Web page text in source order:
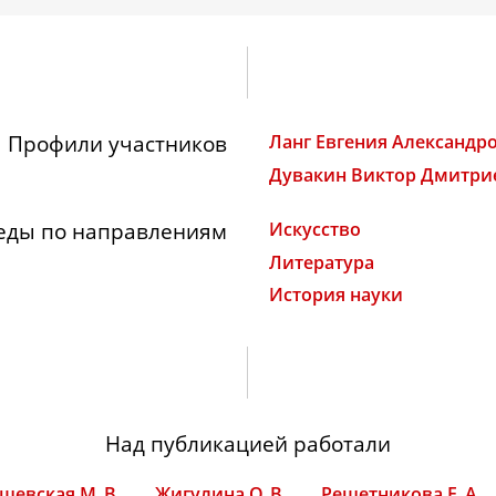
Профили участников
Ланг Евгения
Дувакин Виктор
по направлениям
Искусство
Литература
История науки
Над публикацией работали